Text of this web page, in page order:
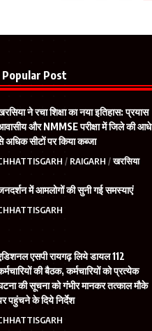
Popular Post
ने रचा शिक्षा का नया इतिहास: प्रयास
और NMMSE परीक्षा में जिले की आधे
अधिक सीटों पर किया कब्जा
RAIGARH खरसिया
में आमलोगों की सुनी गई समस्याएं
एसपी रायगढ़ लिये डायल 112
की बैठक, कर्मचारियों को प्रत्येक
की सूचना को गंभीर मानकर तत्काल मौके
पहुंचने के दिये निर्देश